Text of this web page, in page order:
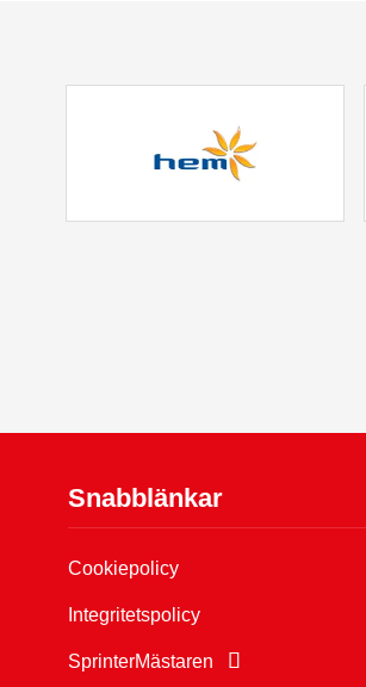
Snabblänkar
Cookiepolicy
Integritetspolicy
SprinterMästaren